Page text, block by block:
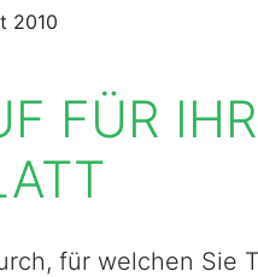
2010
FÜR
für welchen Sie